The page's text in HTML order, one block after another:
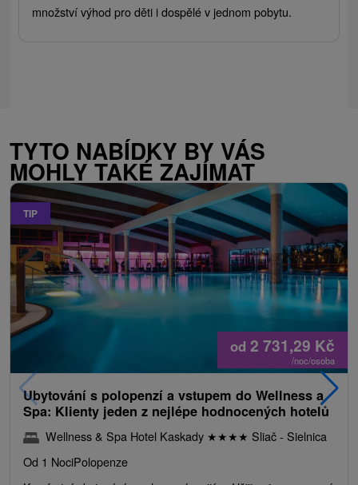
množství výhod pro děti i dospělé v jednom pobytu.
TYTO NABÍDKY BY VÁS
MOHLY TAKÉ ZAJÍMAT
TIP
od 2 731,29 Kč
/noc/osoba
Ubytování s polopenzí a vstupem do Wellness a
Spa: Klienty jeden z nejlépe hodnocených hotelů
Wellness & Spa Hotel Kaskady ★★★★ Sliač - Sielnica
Od 1 NociPolopenze